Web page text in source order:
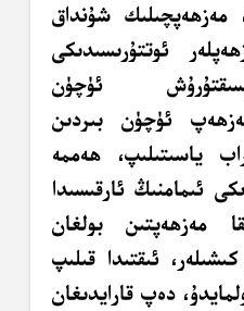
مەزھەپچىلىك شۇنداق
ئوتتۇرىسىدىكى
ئۈچۈن
ئۈچۈن بىردىن
ياسىتىلىپ، ھەممە
ئىمامنىڭ ئارقىسىدا
مەزھەپتىن بولغان
ئىقتىدا قىلىپ
دەپ قارايدىغان